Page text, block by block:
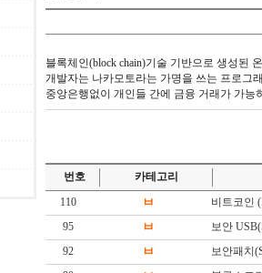
블록체인(block chain)기술 기반으로 생성된
개발자는 나카모토라는 가명을 쓰는 프로그
중앙은행없이 개인들 간에 금융 거래가 가능
번호
카테고리
110
ㅂ
비트코인
95
ㅂ
보안
92
ㅂ
보안패치